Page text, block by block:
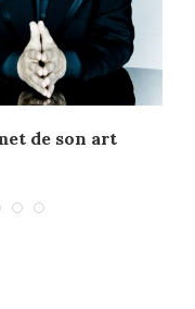
de son art